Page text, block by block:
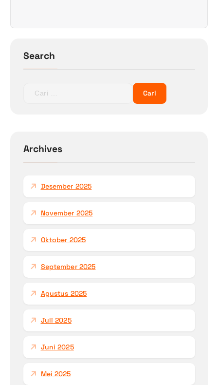
o
Search
n
tArchives
Desember 2025
November 2025
Oktober 2025
September 2025
Agustus 2025
Juli 2025
Juni 2025
Mei 2025